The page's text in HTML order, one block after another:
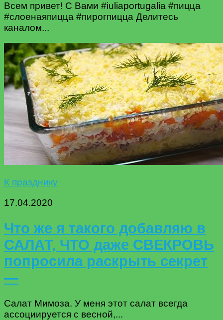
Всем привет! С Вами #iuliaportugalia #пицца
#слоенаяпицца #пирогпицца Делитесь
каналом...
К празднику
17.04.2020
Что же я такого добавляю в
САЛАТ, ЧТО даже СВЕКРОВЬ
попросила раскрыть секрет
—
Салат Мимоза. У меня этот салат всегда
ассоциируется с весной,...